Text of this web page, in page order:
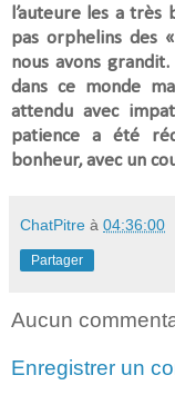
l’auteure les a
pas orphelins des
nous avons
dans ce monde
attendu avec
patience a été
bonheur, avec un
ChatPitre à 04:36:00
Partager
Aucun
Enregistrer un